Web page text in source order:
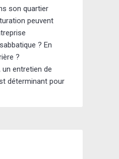
son quartier
peuvent
? En
?
un entretien de
déterminant pour